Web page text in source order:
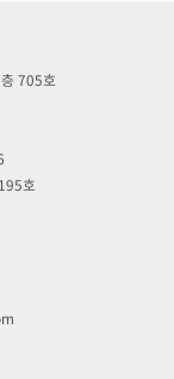
705호
호